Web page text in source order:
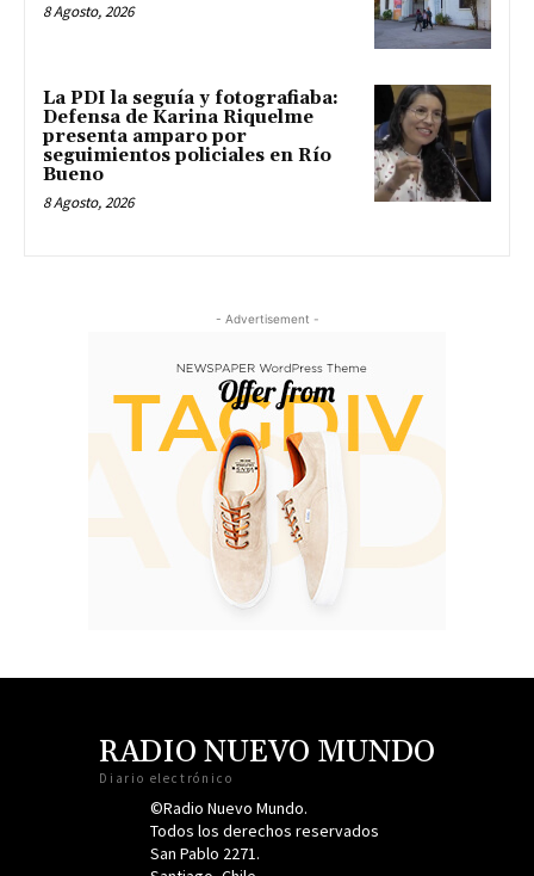
8 Agosto, 2026
La PDI la seguía y fotografiaba:
Defensa de Karina Riquelme
presenta amparo por
seguimientos policiales en Río
Bueno
8 Agosto, 2026
- Advertisement -
RADIO NUEVO MUNDO
Diario electrónico
©Radio Nuevo Mundo.
Todos los derechos reservados
San Pablo 2271.